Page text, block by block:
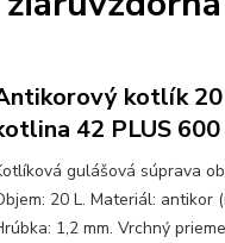
kotlík 20
42 PLUS
gulášová súprava
20 L. Materiál: antikor
1,2 mm. Vrchný